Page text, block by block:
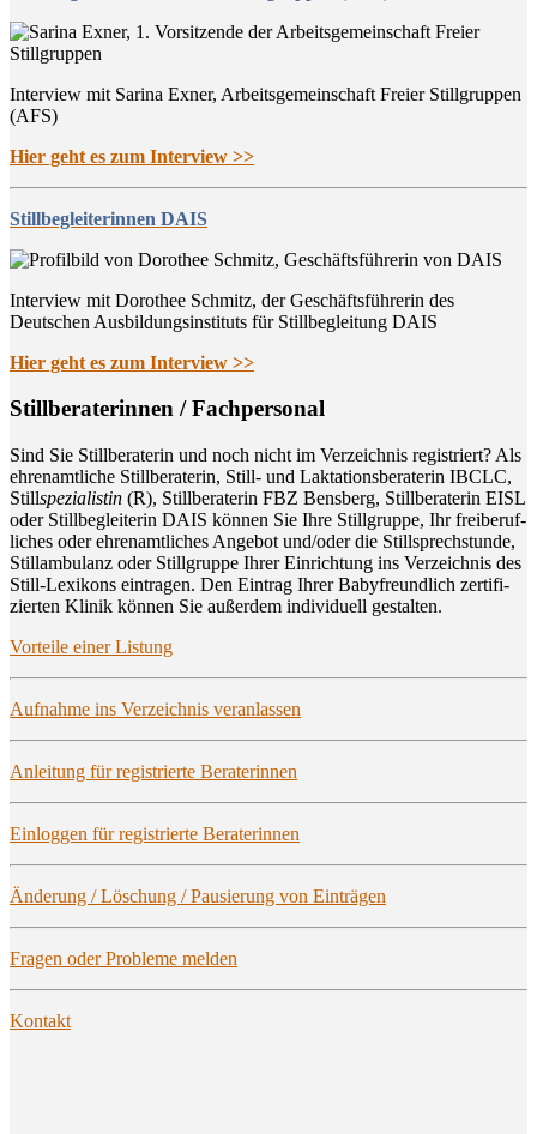
Interview mit Sarina Exner, Arbeitsgemeinschaft Freier Stillgruppen
(AFS)
Hier geht es zum Interview >>
Stillbegleiterinnen DAIS
Interview mit Dorothee Schmitz, der Geschäftsführerin des
Deutschen Ausbildungsinstituts für Stillbegleitung DAIS
Hier geht es zum Interview >>
Still­be­ra­te­rin­nen / Fachpersonal
Sind Sie Still­be­ra­te­rin und noch nicht im Ver­zeich­nis regis­triert? Als
ehren­amt­li­che Still­be­ra­te­rin, Still- und Lak­ta­ti­ons­be­ra­te­rin IBCLC,
Stillspe­zia­lis­tin (R), Still­be­ra­te­rin FBZ Bens­berg, Still­be­ra­te­rin EISL
oder Still­be­glei­te­rin DAIS kön­nen Sie Ihre Still­grup­pe, Ihr frei­be­ruf­
li­ches oder ehren­amt­li­ches Ange­bot und/oder die Still­sprech­stun­de,
Still­am­bu­lanz oder Still­grup­pe Ihrer Ein­rich­tung ins Ver­zeich­nis des
Still-Lexi­kons ein­tra­gen. Den Ein­trag Ihrer Baby­freund­lich zer­ti­fi­
zier­ten Kli­nik kön­nen Sie außer­dem indi­vi­du­ell gestalten.
Vor­tei­le einer Listung
Auf­nah­me ins Ver­zeich­nis veranlassen
Anlei­tung für regis­trier­te Beraterinnen
Ein­log­gen für regis­trier­te Beraterinnen
Ände­rung / Löschung / Pau­sie­rung von Einträgen
Fra­gen oder Pro­ble­me melden
Kon­takt